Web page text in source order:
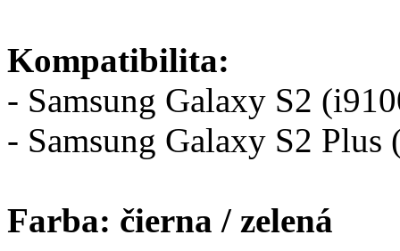
Kompatibilita:
- Samsung Galaxy S2
- Samsung Galaxy S2 Plus
Farba: čierna / zelená